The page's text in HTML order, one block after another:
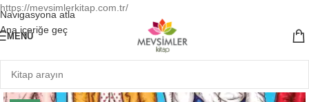
https://mevsimlerkitap.com.tr/
Navigasyona atla
Ana içeriğe geç
MENÜ